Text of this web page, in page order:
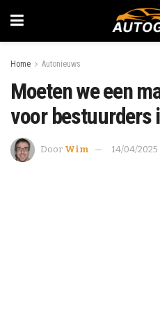
Home Autonieuws
Moeten we een
voor bestuurders
Door Wim 14/04/2025